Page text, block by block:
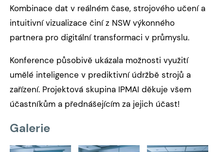
Kombinace dat v reálném čase, strojového učení a
intuitivní vizualizace činí z NSW výkonného
partnera pro digitální transformaci v průmyslu.
Konference působivě ukázala možnosti využití
umělé inteligence v prediktivní údržbě strojů a
zařízení. Projektová skupina IPMAI děkuje všem
účastníkům a přednášejícím za jejich účast!
Galerie